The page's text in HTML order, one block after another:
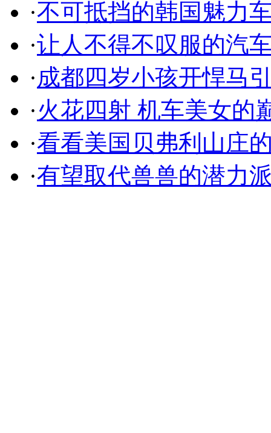
·不可抵挡的韩国魅力
·让人不得不叹服的汽
·成都四岁小孩开悍马
·火花四射 机车美女的
·看看美国贝弗利山庄
·有望取代兽兽的潜力